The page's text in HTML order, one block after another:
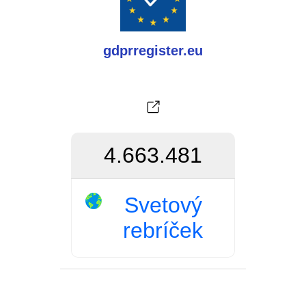
gdprregister.eu
4.663.481
Svetový
rebríček